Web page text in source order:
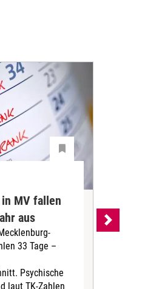
MV fallen
aus
33 Tage –
Psychische
laut TK-Zahlen